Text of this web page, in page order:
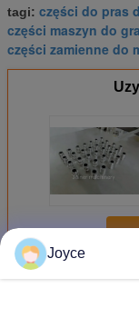
tagi: części do pras
części maszyn do
części zamienne do
JeszczeWał o
Joyce